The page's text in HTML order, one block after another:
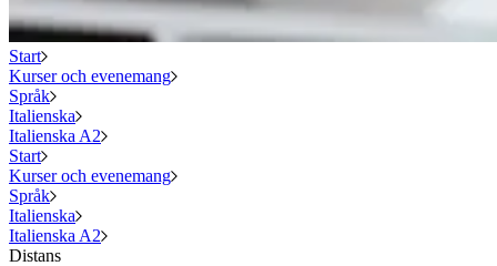
Start
Kurser och evenemang
Språk
Italienska
Italienska A2
Start
Kurser och evenemang
Språk
Italienska
Italienska A2
Distans